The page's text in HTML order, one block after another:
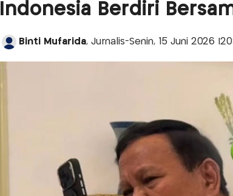
Indonesia Berdiri
Binti Mufarida, Jurnalis-Senin, 15 Juni 2026